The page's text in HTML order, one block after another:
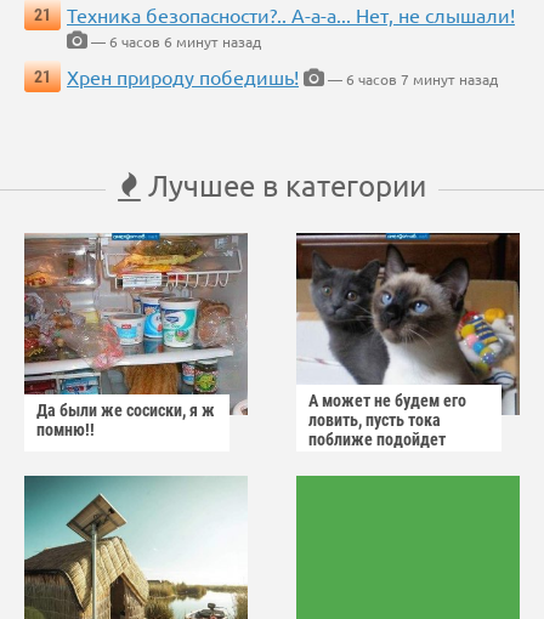
21
Техника безопасности?.. А-а-а... Нет, не слышали!
— 6 часов 6 минут назад
21
Хрен природу победишь! — 6 часов 7 минут назад
Лучшее в категории
Да были же сосиски, я ж
помню!!
А может не будем его
ловить, пусть тока
поближе подойдет